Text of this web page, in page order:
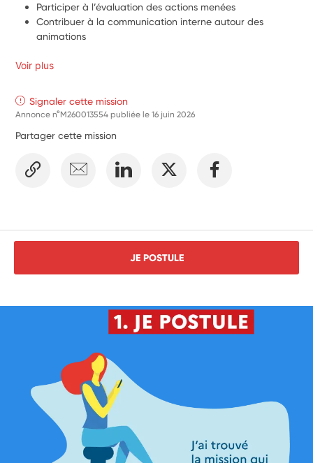
Participer à l’évaluation des actions menées
Contribuer à la communication interne autour des
animations
Voir plus
Signaler cette mission
Annonce n°M260013554 publiée le16 juin 2026
Partager cette mission
JE POSTULE